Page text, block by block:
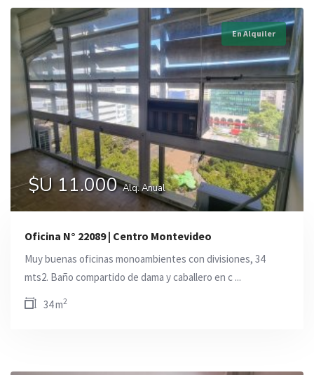
En Alquiler
$U 11.000Alq. Anual
Oficina N° 22089 | Centro Montevideo
Muy buenas oficinas monoambientes con divisiones, 34
mts2. Baño compartido de dama y caballero en c ...
34 m2